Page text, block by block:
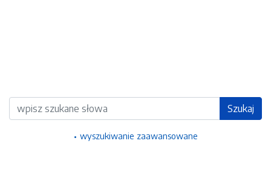
Wyszukiwarka Szukaj
wyszukiwanie zaawansowane